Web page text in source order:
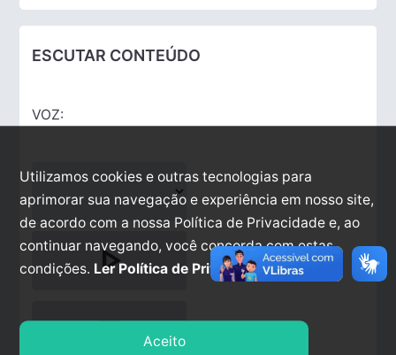
ESCUTAR CONTEÚDO
VOZ:
play_arrow
stop
Utilizamos cookies e outras tecnologias para
aprimorar sua navegação e experiência em nosso site,
de acordo com a nossa Política de Privacidade e, ao
continuar navegando, você concorda com estas
condições. Ler Política de Privacidade.
Aceito